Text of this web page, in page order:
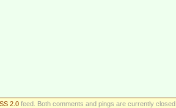
2.0feed. Both comments and pings are currently closed.